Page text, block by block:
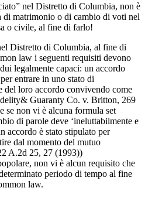
nel Distretto di Columbia, non è
di matrimonio o di cambio di voti nel
o civile, al fine di farlo!
Distretto di Columbia, al fine di
law i seguenti requisiti devono
legalmente capaci: un accordo
entrare in uno stato di
del loro accordo convivendo come
Guaranty Co. v. Britton, 269
se non vi è alcuna formula set
di parole deve ‘ineluttabilmente e
accordo è stato stipulato per
dal momento del mutuo
A.2d 25, 27 (1993))
non vi è alcun requisito che
periodo di tempo al fine
law.